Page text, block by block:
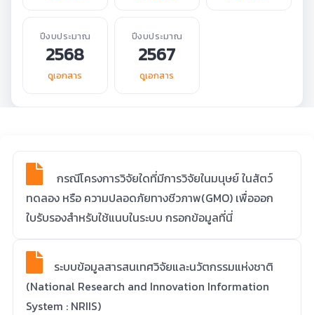
ปีงบประมาณ
2568
ดูเอกสาร
ปีงบประมาณ
2567
ดูเอกสาร
กรณีโครงการวิจัยใดที่มีการวิจัยในมนุษย์ ในสัตว์
ทดลอง หรือ ความปลอดภัยทางชีวภาพ(GMO) เพื่อออก
ใบรับรองสำหรับใช้แนบในระบบ กรอกข้อมูลที่นี่
ระบบข้อมูลสารสนเทศวิจัยและนวัตกรรมแห่งชาติ
(National Research and Innovation Information
System : NRIIS)